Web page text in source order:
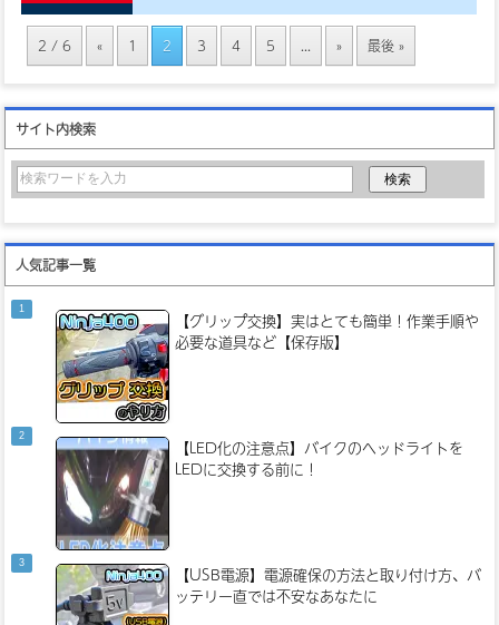
2 / 6 « 1 2 3 4 5 ... » 最後 »
サイト内検索
人気記事一覧
【グリップ交換】実はとても簡単！作業手順や
必要な道具など【保存版】
【LED化の注意点】バイクのヘッドライトを
LEDに交換する前に！
【USB電源】電源確保の方法と取り付け方、バ
ッテリー直では不安なあなたに